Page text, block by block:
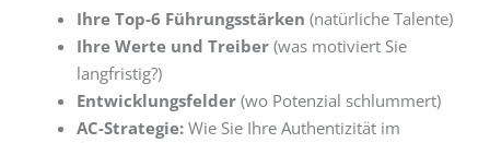
Ihre Top-6 Führungsstärken (natürliche Talente)
Ihre Werte und Treiber (was motiviert Sie
langfristig?)
Entwicklungsfelder (wo Potenzial schlummert)
AC-Strategie: Wie Sie Ihre Authentizität im